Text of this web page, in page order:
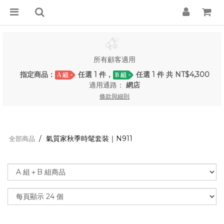
所有顧客適用
指定商品：
A 組 任選 1 件， B 組
任選 1 件 共 NT$4,300
適用通路： 網店
條款與細則
全部商品 氣質家秋季時髦套裝｜N911